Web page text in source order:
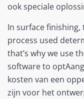
ook speciale
In surface
process used
that’s why we use
software to
kosten van een
zijn voor het